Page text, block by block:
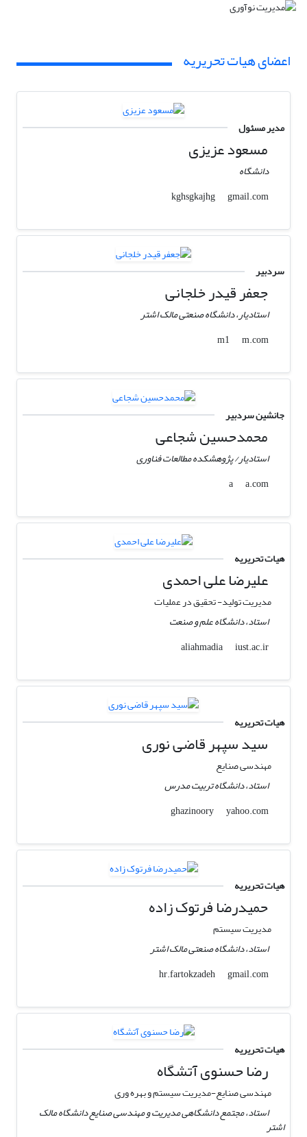
اعضای هیات تحریریه
مدیر مسئول
مسعود عزیزی
دانشگاه
kghsgkajhg
gmail.com
سردبیر
جعفر قیدر خلجانی
استادیار، دانشگاه صنعتی مالک اشتر
m1
m.com
جانشین سردبیر
محمدحسین شجاعی
استادیار/ پژوهشکده مطالعات فناوری
a
a.com
هیات تحریریه
علیرضا علی احمدی
مدیریت تولید- تحقیق در عملیات
استاد، دانشگاه علم و صنعت
aliahmadia
iust.ac.ir
هیات تحریریه
سید سپهر قاضی نوری
مهندسی صنایع
استاد، دانشگاه تربیت مدرس
ghazinoory
yahoo.com
هیات تحریریه
حمیدرضا فرتوک زاده
مدیریت سیستم
استاد، دانشگاه صنعتی مالک اشتر
hr.fartokzadeh
gmail.com
هیات تحریریه
رضا حسنوی آتشگاه
مهندسی صنایع-مدیریت سیستم و بهره وری
استاد، مجتمع دانشگاهی مدیریت و مهندسی صنایع دانشگاه مالک
اشتر